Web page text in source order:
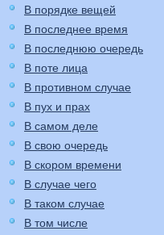
В порядке вещей
В последнее время
В последнюю очередь
В поте лица
В противном случае
В пух и прах
В самом деле
В свою очередь
В скором времени
В случае чего
В таком случае
В том числе